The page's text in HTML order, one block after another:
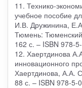
11. Технико-
учебное пособие
И.В. Дружинина,
Тюмень: Тюменский
162 с. – ISBN 978-
12. Хаертдинова
инновационного
Хаертдинова, А.А.
88 с. – ISBN 978-5-